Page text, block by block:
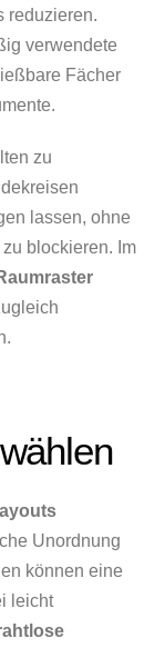
reduzieren.
verwendete
Fächer
zu
lassen, ohne
blockieren. Im
Unordnung
können eine
leicht